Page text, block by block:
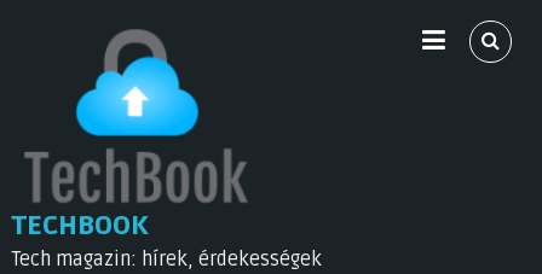
TECHBOOK
Tech magazin: hírek, érdekességek